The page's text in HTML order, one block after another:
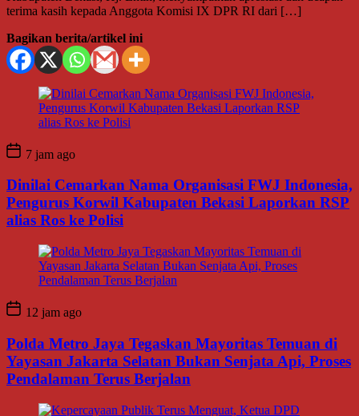
terima kasih kepada Anggota Komisi IX DPR RI dari […]
Bagikan berita/artikel ini
7 jam ago
Dinilai Cemarkan Nama Organisasi FWJ Indonesia,
Pengurus Korwil Kabupaten Bekasi Laporkan RSP
alias Ros ke Polisi
12 jam ago
Polda Metro Jaya Tegaskan Mayoritas Temuan di
Yayasan Jakarta Selatan Bukan Senjata Api, Proses
Pendalaman Terus Berjalan